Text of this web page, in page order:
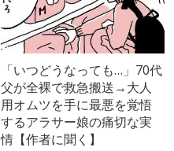
「いつどうなっても…」70代
父が全裸で救急搬送→大人
用オムツを手に最悪を覚悟
するアラサー娘の痛切な実
情【作者に聞く】